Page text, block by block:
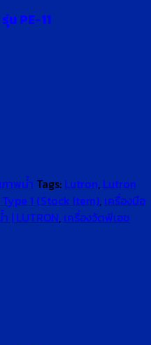
PE-11
าพน้ำ Tags: Lutron, Lutron
1 (Stock Item), เครื่องมือ
| LUTRON, เครื่องวัดพีเอช